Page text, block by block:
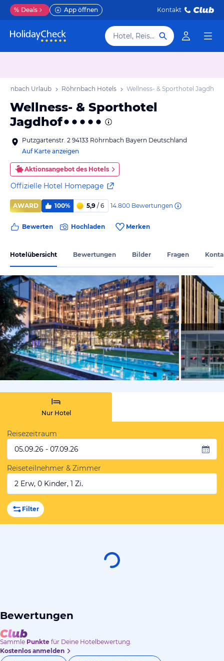
% Deals App öffnen Kontakt
Hotel, Reiseziel
Urlaub Röhrnbach Hotels Wellness- & Sporthotel Jagdhof
Wellness- & Sporthotel
Jagdhof
Putzgartenstr. 2 94133 Röhrnbach Bayern Deutschland
Auf Karte anzeigen
Aktionsangebot des Hotels
Offizielle Hotel Homepage
AWARD 100% 5,9 / 6 14.800 Bewertungen
Bewerten Hochladen Merken
Hotelübersicht Bewertungen Bilder Fragen
vom
Nur Hotel
Reisezeitraum
05.09.26 - 07.09.26
Reiseteilnehmer & Zimmer
2 Erw, 0 Kinder, 1 Zi.
Filter
Bewertungen
Sammle Punkte für Deine Hotelbewertung.
Kostenlos anmelden